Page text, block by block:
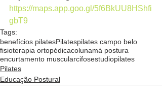
https://maps.app.goo.gl/5f6BkUU8HShfi
gbT9
Tags:
benefícios pilatesPilatespilates campo belo
fisioterapia ortopédicacolunamá postura
encurtamento muscularcifosestudiopilates
Pilates
Educação Postural